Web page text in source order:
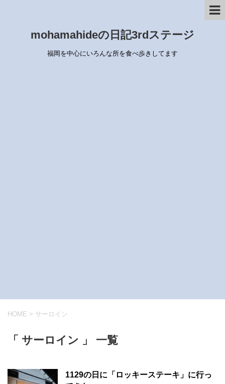
mohamahideの日記3rdステージ
福岡を中心にいろんな所を食べ歩きしてます
HOME > サーロイン
「 サーロイン 」 一覧
1129の日に「ロッキーステーキ」に行っ